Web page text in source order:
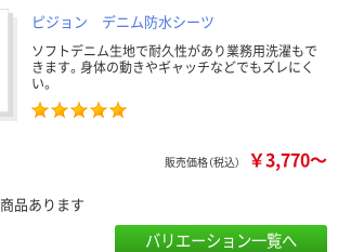
ピジョン デニム防水シーツ
ソフトデニム生地で耐久性があり業務用洗濯もで
きます。身体の動きやギャッチなどでもズレにく
い。
販売価格（税込） ￥3,770～
商品あります
バリエーション一覧へ